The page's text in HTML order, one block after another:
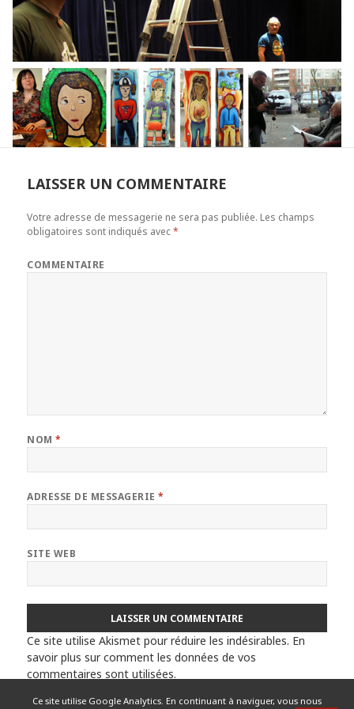
Ce site utilise Google Analytics. En continuant à naviguer, vous nous
LAISSER UN COMMENTAIRE
Votre adresse de messagerie ne sera pas publiée. Les champs
obligatoires sont indiqués avec*
COMMENTAIRE
NOM*
ADRESSE DE MESSAGERIE*
SITE WEB
Ce site utilise Akismet pour réduire les indésirables. En
savoir plus sur comment les données de vos
commentaires sont utilisées.